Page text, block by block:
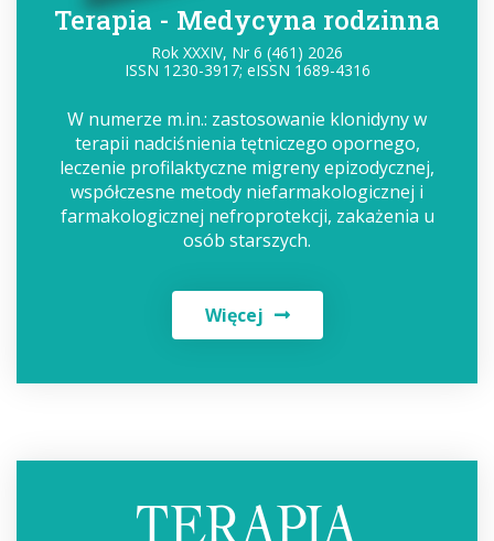
Terapia - Medycyna rodzinna
Rok XXXIV, Nr 6 (461) 2026
ISSN 1230-3917; eISSN 1689-4316
W numerze m.in.: zastosowanie klonidyny w
terapii nadciśnienia tętniczego opornego,
leczenie profilaktyczne migreny epizodycznej,
współczesne metody niefarmakologicznej i
farmakologicznej nefroprotekcji, zakażenia u
osób starszych.
Więcej